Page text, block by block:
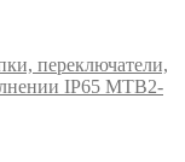
переключатели,
IP65 MTB2-